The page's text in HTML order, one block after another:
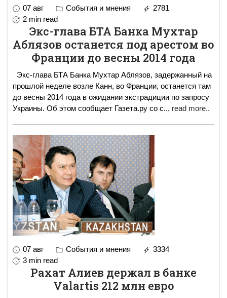
07 авг События и мнения
2781
2 min read
Экс-глава БТА Банка Мухтар
Аблязов останется под арестом во
Франции до весны 2014 года
Экс-глава БТА Банка Мухтар Аблязов, задержанный на
прошлой неделе возле Канн, во Франции, останется там
до весны 2014 года в ожидании экстрадиции по запросу
Украины. Об этом сообщает Газета.ру со с... read more..
07 авг События и мнения
3334
3 min read
Рахат Алиев держал в банке
Valartis 212 млн евро